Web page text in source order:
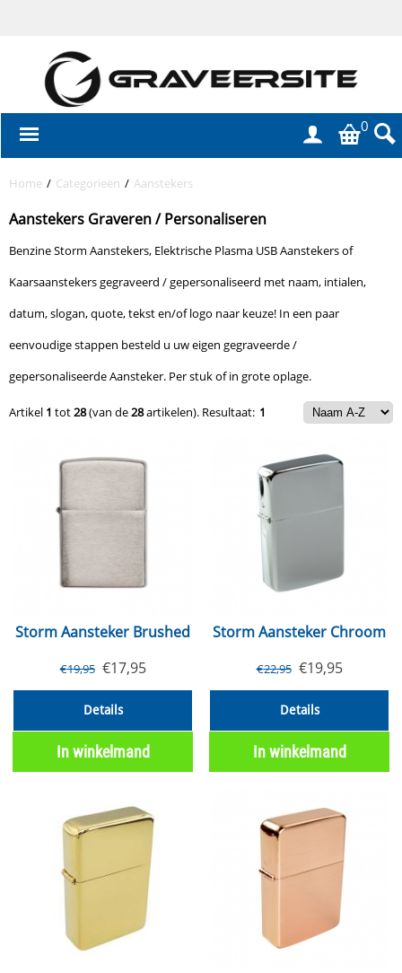
0
Home / Categorieën / Aanstekers
Aanstekers Graveren / Personaliseren
Benzine Storm Aanstekers, Elektrische Plasma USB Aanstekers of
Kaarsaanstekers gegraveerd / gepersonaliseerd met naam, intialen,
datum, slogan, quote, tekst en/of logo naar keuze! In een paar
eenvoudige stappen besteld u uw eigen gegraveerde /
gepersonaliseerde Aansteker. Per stuk of in grote oplage.
Artikel 1 tot28(van de28artikelen). Resultaat: 1
Storm Aansteker Brushed
€19,95 €17,95
Details
In winkelmand
Storm Aansteker Chroom
€22,95 €19,95
Details
In winkelmand